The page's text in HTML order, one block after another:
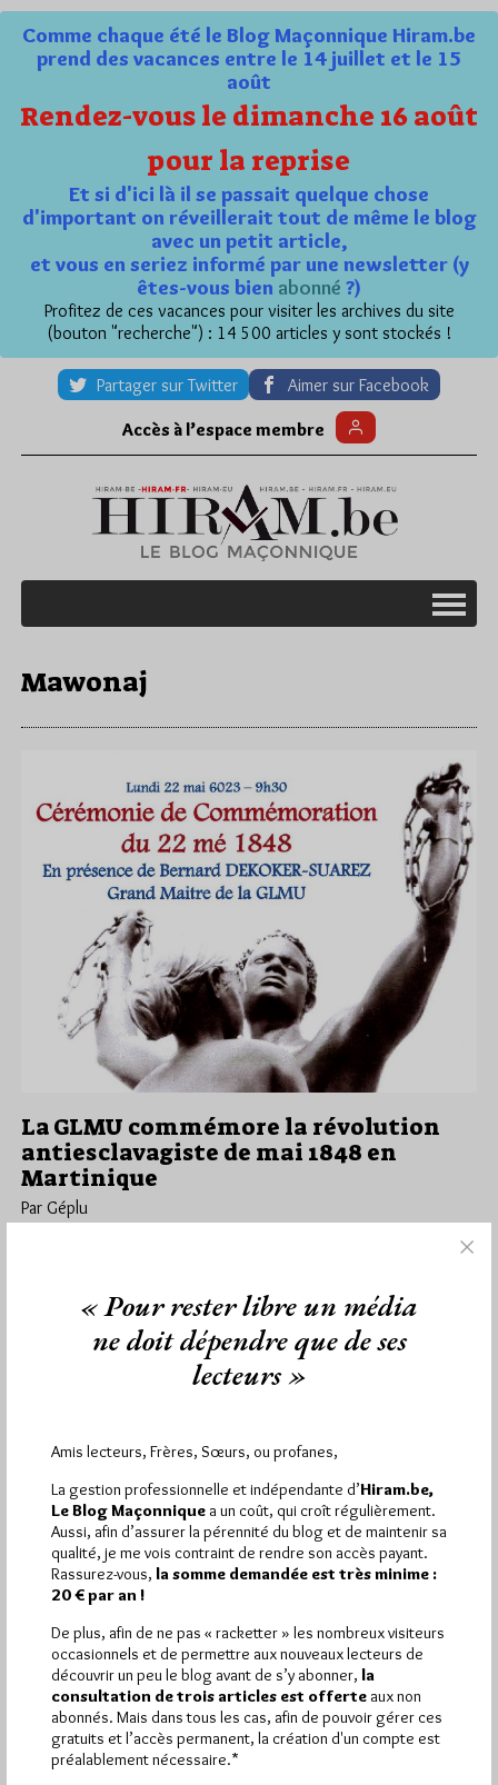
Comme chaque été le Blog Maçonnique Hiram.be
prend des vacances entre le 14 juillet et le 15
août
Rendez-vous le dimanche 16 août
pour la reprise
Et si d'ici là il se passait quelque chose
d'important on réveillerait tout de même le blog
avec un petit article,
et vous en seriez informé par une newsletter (y
êtes-vous bien abonné ?)
Profitez de ces vacances pour visiter les archives du site
(bouton "recherche") : 14 500 articles y sont stockés !
Partager sur Twitter Aimer sur Facebook
Accès à l’espace membre
Mawonaj
La GLMU commémore la révolution
antiesclavagiste de mai 1848 en
Martinique
Par Géplu
Lu 508 fois
le 15 mai 2023 La Respectable Loge Mawonaj à l’orient de Fort-
Hier mardi 4 août 2026, Hiram.be a reçu1 824 visites
3 322 pagesont été lues (Source : Pirsch.io)
Plus d’informations
« Pour rester libre un média
ne doit dépendre que de ses
lecteurs »
Amis lecteurs, Frères, Sœurs, ou profanes,
La gestion professionnelle et indépendante d’Hiram.be,
Le Blog Maçonnique a un coût, qui croît régulièrement.
Aussi, afin d’assurer la pérennité du blog et de maintenir sa
qualité, je me vois contraint de rendre son accès payant.
Rassurez-vous, la somme demandée est très minime :
20 € par an !
De plus, afin de ne pas « racketter » les nombreux visiteurs
occasionnels et de permettre aux nouveaux lecteurs de
découvrir un peu le blog avant de s’y abonner, la
consultation de trois articles est offerte aux non
abonnés. Mais dans tous les cas, afin de pouvoir gérer ces
gratuits et l’accès permanent, la création d'un compte est
préalablement nécessaire.*